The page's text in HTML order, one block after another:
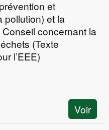
et
pollution) et la
concernant la
(Texte
l’EEE)
Voir